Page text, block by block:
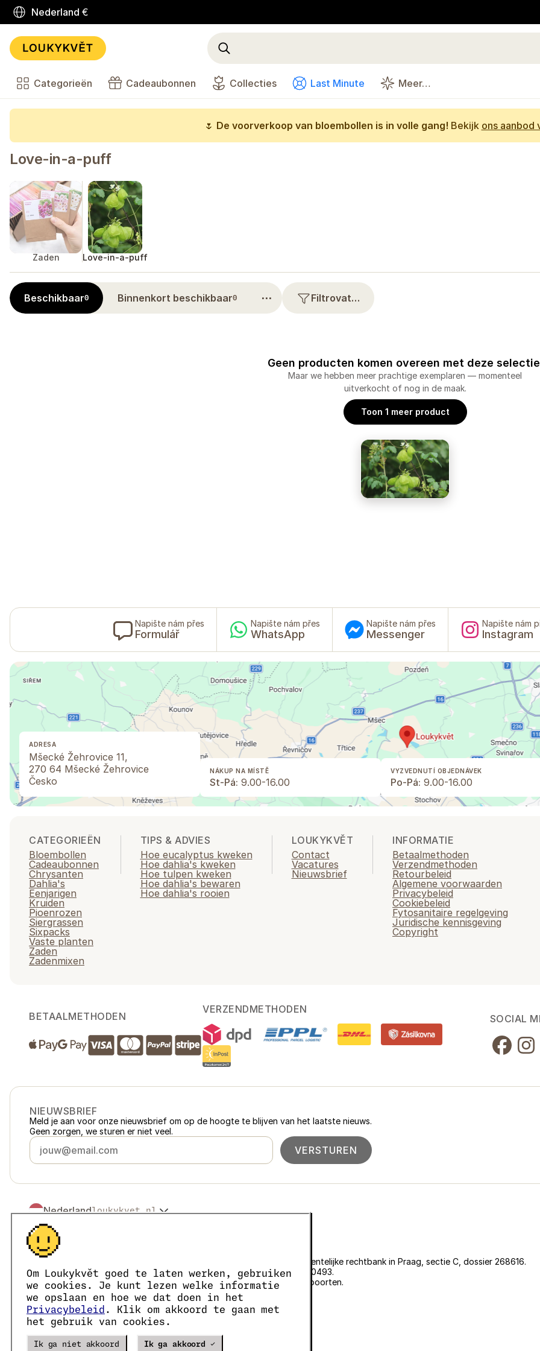
Om Loukykvět goed te laten werken, gebruiken
we cookies. Je kunt lezen welke informatie
we opslaan en hoe we dat doen in het
Privacybeleid . Klik om akkoord te gaan met
het gebruik van cookies.
Ik ga niet akkoord Ik ga akkoord ✓
Nederland €
Categorieën Cadeaubonnen Collecties Last Minute Meer…
🌷 De voorverkoop van bloembollen is in volle gang! Bekijk ons aanbod
Love-in-a-puff
Zaden Love-in-a-puff
Beschikbaar0 Binnenkort beschikbaar0 ⋯ Filtrovat…
Geen producten komen overeen met deze
Maar we hebben meer prachtige exemplaren — momenteel
uitverkocht of nog in de maak.
Toon 1 meer product
Napište nám přes
Formulář
Napište nám přes
WhatsApp
Napište nám přes
Messenger
Napište nám
Instagram
ADRESA
Mšecké Žehrovice 11,
270 64 Mšecké Žehrovice
Česko
NÁKUP NA MÍSTĚ
St-Pá: 9.00-16.00
VYZVEDNUTÍ OBJEDNÁVEK
Po-Pá: 9.00-16.00
CATEGORIEËN
Bloembollen
Cadeaubonnen
Chrysanten
Dahlia's
Eenjarigen
Kruiden
Pioenrozen
Siergrassen
Sixpacks
Vaste planten
Zaden
Zadenmixen
TIPS & ADVIES
Hoe eucalyptus kweken
Hoe dahlia's kweken
Hoe tulpen kweken
Hoe dahlia's bewaren
Hoe dahlia's rooien
LOUKYKVĚT
Contact
Vacatures
Nieuwsbrief
INFORMATIE
Betaalmethoden
Verzendmethoden
Retourbeleid
Algemene voorwaarden
Privacybeleid
Cookiebeleid
Fytosanitaire regelgeving
Juridische kennisgeving
Copyright
BETAALMETHODEN
VERZENDMETHODEN
SOCIAL
NIEUWSBRIEF
Meld je aan voor onze nieuwsbrief om op de hoogte te blijven van het laatste nieuws.
Geen zorgen, we sturen er niet veel.
VERSTUREN
Nederlandloukykvet.nl
Česko
Slovensko
Polskaloukykvet.pl
Österreichloukykvet.at
Deutschlandloukykvet.de
Franceloukykvet.fr
Belgiëloukykvet.be
Danmarkloukykvet.dk
Eesti loukykvet.ee
© 2016 →
Loukykvět s.r.o. staat ingeschreven in het handelsregister van de gemeentelijke rechtbank in Praag, sectie C, dossier 268616.
We zijn aangesloten bij het EKO-KOM-systeem onder nummer EKF00180493.
Wij gebruiken registratienummer 0636 voor de afgifte van plantenpaspoorten.
Ons KvK-nummer is 05663687, btw-nummer is CZ05663687.
Het ID van de data box is eng827q.
Het EORI-nummer is CZ05663687.
Wij zijn btw-plichtig.
Verze20302 PRODUCTION